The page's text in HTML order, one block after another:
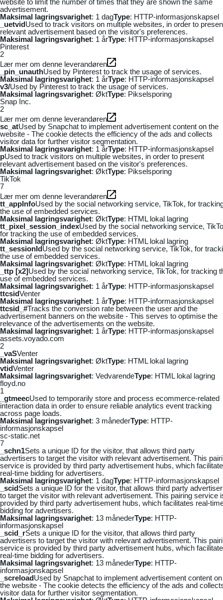
advertisement.
Maksimal lagringsvarighet: 1 dagType: HTTP-informasjonskapsel
_uetvidUsed to track visitors on multiple websites, in order to
relevant advertisement based on the visitor's preferences.
Maksimal lagringsvarighet: 1 årType: HTTP-informasjonskapsel
Pinterest
2
Lær mer om denne leverandøren
_pin_unauthUsed by Pinterest to track the usage of services.
Maksimal lagringsvarighet: 1 årType: HTTP-informasjonskapsel
v3/Used by Pinterest to track the usage of services.
Maksimal lagringsvarighet: ØktType: Pikselsporing
Snap Inc.
2
Lær mer om denne leverandøren
sc_atUsed by Snapchat to implement advertisement content on the
website - The cookie detects the efficiency of the ads and collects
visitor data for further visitor segmentation.
Maksimal lagringsvarighet: 1 årType: HTTP-informasjonskapsel
pUsed to track visitors on multiple websites, in order to present
relevant advertisement based on the visitor's preferences.
Maksimal lagringsvarighet: ØktType: Pikselsporing
TikTok
7
Lær mer om denne leverandøren
tt_appInfoUsed by the social networking service, TikTok, for
the use of embedded services.
Maksimal lagringsvarighet: ØktType: HTML lokal lagring
tt_pixel_session_indexUsed by the social networking service,
for tracking the use of embedded services.
Maksimal lagringsvarighet: ØktType: HTML lokal lagring
tt_sessionIdUsed by the social networking service, TikTok, for
the use of embedded services.
Maksimal lagringsvarighet: ØktType: HTML lokal lagring
_ttp [x2]Used by the social networking service, TikTok, for tracking
use of embedded services.
Maksimal lagringsvarighet: 1 årType: HTTP-informasjonskapsel
ttcsidVenter
Maksimal lagringsvarighet: 1 årType: HTTP-informasjonskapsel
ttcsid_#Tracks the conversion rate between the user and the
advertisement banners on the website - This serves to optimise the
relevance of the advertisements on the website.
Maksimal lagringsvarighet: 1 årType: HTTP-informasjonskapsel
assets.voyado.com
2
_vaSVenter
Maksimal lagringsvarighet: ØktType: HTML lokal lagring
vtidVenter
Maksimal lagringsvarighet: VedvarendeType: HTML lokal lagring
floyd.no
1
_gtmeecUsed to temporarily store and process ecommerce-related
interaction data in order to ensure reliable analytics event tracking
across page loads.
Maksimal lagringsvarighet: 3 månederType: HTTP-
informasjonskapsel
sc-static.net
7
_schn1Sets a unique ID for the visitor, that allows third party
advertisers to target the visitor with relevant advertisement. This
service is provided by third party advertisement hubs, which
real-time bidding for advertisers.
Maksimal lagringsvarighet: 1 dagType: HTTP-informasjonskapsel
_scidSets a unique ID for the visitor, that allows third party
to target the visitor with relevant advertisement. This pairing service
provided by third party advertisement hubs, which facilitates real-
bidding for advertisers.
Maksimal lagringsvarighet: 13 månederType: HTTP-
informasjonskapsel
_scid_rSets a unique ID for the visitor, that allows third party
advertisers to target the visitor with relevant advertisement. This
service is provided by third party advertisement hubs, which
real-time bidding for advertisers.
Maksimal lagringsvarighet: 13 månederType: HTTP-
informasjonskapsel
_screloadUsed by Snapchat to implement advertisement content on
the website - The cookie detects the efficiency of the ads and
visitor data for further visitor segmentation.